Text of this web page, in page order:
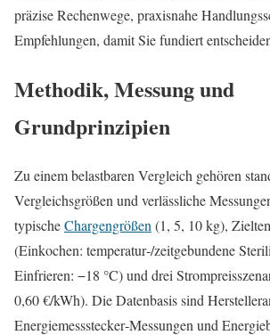
präzise Rechenwege, praxisnahe
Empfehlungen, damit Sie fundiert
Methodik, Messung und
Grundprinzipien
Zu einem belastbaren Vergleich gehören
Vergleichsgrößen und verlässliche
typischeChargengrößen (1, 5, 10 kg),
(Einkochen: temperatur‑/zeitgebundene
Einfrieren: −18 °C) und drei
0,60 €/kWh). Die Datenbasis sind
Energiemessstecker‑Messungen und